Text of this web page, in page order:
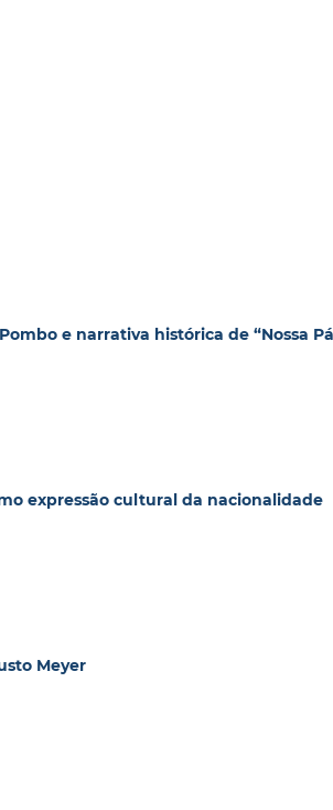
e narrativa histórica de “Nossa
expressão cultural da nacionalidade
Meyer